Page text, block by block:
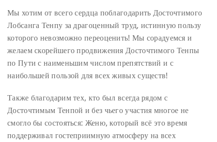
Мы хотим от всего сердца поблагодарить Досточтимого
Лобсанга Тенпу за драгоценный труд, истинную пользу
которого невозможно переоценить! Мы сорадуемся и
желаем скорейшего продвижения Досточтимого Тенпы
по Пути с наименьшим числом препятствий и с
наибольшей пользой для всех живых существ!
Также благодарим тех, кто был всегда рядом с
Досточтимым Тенпой и без чьего участия многое не
смогло бы состояться: Женю, который всё это время
поддерживал гостеприимную атмосферу на всех